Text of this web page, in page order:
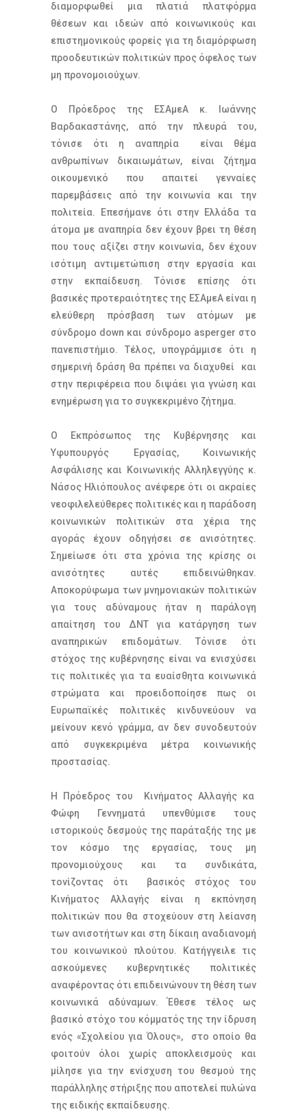
διαμορφωθεί μια πλατιά πλατφόρμα
θέσεων και ιδεών από κοινωνικούς και
επιστημονικούς φορείς για τη διαμόρφωση
προοδευτικών πολιτικών προς όφελος των
μη προνομοιούχων.
Ο Πρόεδρος της EΣΑμεΑ κ. Ιωάννης
Βαρδακαστάνης, από την πλευρά του,
τόνισε ότι η αναπηρία είναι θέμα
ανθρωπίνων δικαιωμάτων, είναι ζήτημα
οικουμενικό που απαιτεί γενναίες
παρεμβάσεις από την κοινωνία και την
πολιτεία. Επεσήμανε ότι στην Ελλάδα τα
άτομα με αναπηρία δεν έχουν βρει τη θέση
που τους αξίζει στην κοινωνία, δεν έχουν
ισότιμη αντιμετώπιση στην εργασία και
στην εκπαίδευση. Τόνισε επίσης ότι
βασικές προτεραιότητες της ΕΣΑμεΑ είναι η
ελεύθερη πρόσβαση των ατόμων με
σύνδρομο down και σύνδρομο asperger στο
πανεπιστήμιο. Τέλος, υπογράμμισε ότι η
σημερινή δράση θα πρέπει να διαχυθεί και
στην περιφέρεια που διψάει για γνώση και
ενημέρωση για το συγκεκριμένο ζήτημα.
Ο Εκπρόσωπος της Κυβέρνησης και
Υφυπουργός Εργασίας, Κοινωνικής
Ασφάλισης και Κοινωνικής Αλληλεγγύης κ.
Νάσος Ηλιόπουλος ανέφερε ότι οι ακραίες
νεοφιλελεύθερες πολιτικές και η παράδοση
κοινωνικών πολιτικών στα χέρια της
αγοράς έχουν οδηγήσει σε ανισότητες.
Σημείωσε ότι στα χρόνια της κρίσης οι
ανισότητες αυτές επιδεινώθηκαν.
Αποκορύφωμα των μνημονιακών πολιτικών
για τους αδύναμους ήταν η παράλογη
απαίτηση του ΔΝΤ για κατάργηση των
αναπηρικών επιδομάτων. Τόνισε ότι
στόχος της κυβέρνησης είναι να ενισχύσει
τις πολιτικές για τα ευαίσθητα κοινωνικά
στρώματα και προειδοποίησε πως οι
Ευρωπαϊκές πολιτικές κινδυνεύουν να
μείνουν κενό γράμμα, αν δεν συνοδευτούν
από συγκεκριμένα μέτρα κοινωνικής
προστασίας.
Η Πρόεδρος του Κινήματος Αλλαγής κα
Φώφη Γεννηματά υπενθύμισε τους
ιστορικούς δεσμούς της παράταξής της με
τον κόσμο της εργασίας, τους μη
προνομιούχους και τα συνδικάτα,
τονίζοντας ότι βασικός στόχος του
Κινήματος Αλλαγής είναι η εκπόνηση
πολιτικών που θα στοχεύουν στη λείανση
των ανισοτήτων και στη δίκαιη αναδιανομή
του κοινωνικού πλούτου. Κατήγγειλε τις
ασκούμενες κυβερνητικές πολιτικές
αναφέροντας ότι επιδεινώνουν τη θέση των
κοινωνικά αδύναμων. Έθεσε τέλος ως
βασικό στόχο του κόμματός της την ίδρυση
ενός «Σχολείου για Όλους», στο οποίο θα
φοιτούν όλοι χωρίς αποκλεισμούς και
μίλησε για την ενίσχυση του θεσμού της
παράλληλης στήριξης που αποτελεί πυλώνα
της ειδικής εκπαίδευσης.